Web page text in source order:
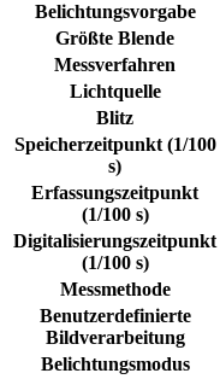
Belichtungsvorgabe
Größte Blende
Messverfahren
Lichtquelle
Blitz
Speicherzeitpunkt (1/100
s)
Erfassungszeitpunkt
(1/100 s)
Digitalisierungszeitpunkt
(1/100 s)
Messmethode
Benutzerdefinierte
Bildverarbeitung
Belichtungsmodus